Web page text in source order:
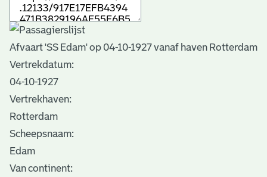
Afvaart 'SS Edam' op 04-10-1927 vanaf haven Rotterdam
Vertrekdatum:
04-10-1927
Vertrekhaven:
Rotterdam
Scheepsnaam:
Edam
Van continent: